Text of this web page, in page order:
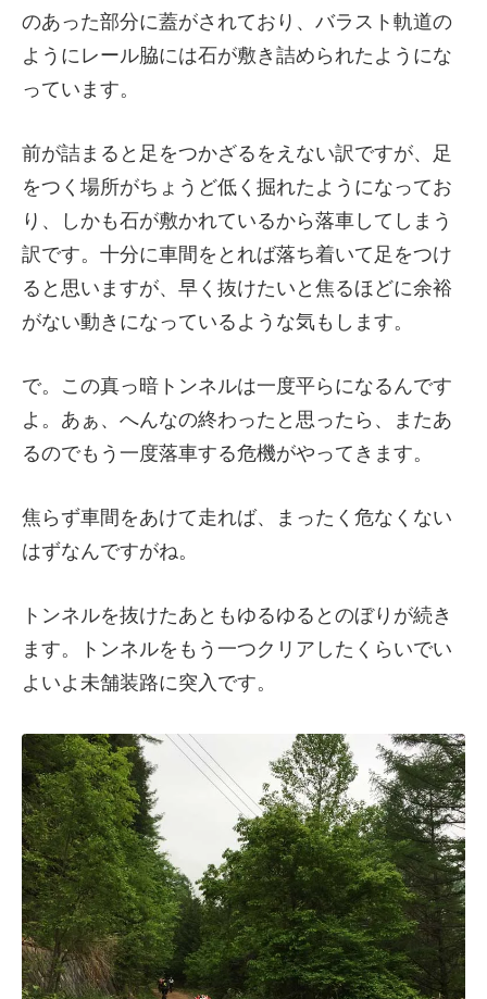
のあった部分に蓋がされており、バラスト軌道の
ようにレール脇には石が敷き詰められたようにな
っています。
前が詰まると足をつかざるをえない訳ですが、足
をつく場所がちょうど低く掘れたようになってお
り、しかも石が敷かれているから落車してしまう
訳です。十分に車間をとれば落ち着いて足をつけ
ると思いますが、早く抜けたいと焦るほどに余裕
がない動きになっているような気もします。
で。この真っ暗トンネルは一度平らになるんです
よ。あぁ、へんなの終わったと思ったら、またあ
るのでもう一度落車する危機がやってきます。
焦らず車間をあけて走れば、まったく危なくない
はずなんですがね。
トンネルを抜けたあともゆるゆるとのぼりが続き
ます。トンネルをもう一つクリアしたくらいでい
よいよ未舗装路に突入です。